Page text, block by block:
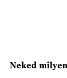
Neked